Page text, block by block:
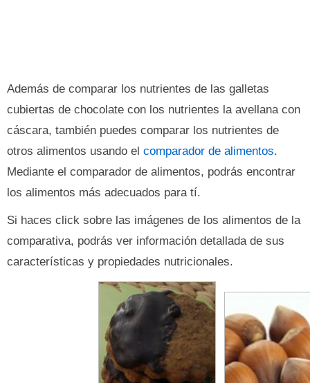
Además de comparar los nutrientes de las galletas
cubiertas de chocolate con los nutrientes la avellana con
cáscara, también puedes comparar los nutrientes de
otros alimentos usando el comparador de alimentos.
Mediante el comparador de alimentos, podrás encontrar
los alimentos más adecuados para tí.
Si haces click sobre las imágenes de los alimentos de la
comparativa, podrás ver información detallada de sus
características y propiedades nutricionales.